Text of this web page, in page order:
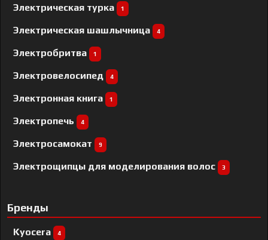
Электрическая турка 1
Электрическая шашлычница 4
Электробритва 1
Электровелосипед 4
Электронная книга 1
Электропечь 4
Электросамокат 9
Электрощипцы для моделирования волос 3
Бренды
Kyocera 4